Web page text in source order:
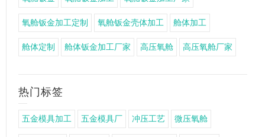
氧舱钣金加工定制 氧舱钣金壳体加工 舱体加工
舱体定制 舱体钣金加工厂家 高压氧舱 高压氧舱厂家
热门标签
五金模具加工 五金模具厂 冲压工艺 微压氧舱